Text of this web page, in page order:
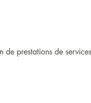
de prestations de